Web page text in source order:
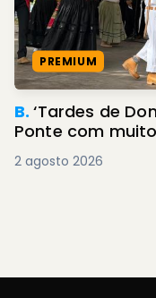
PREMIUM
B.‘Tardes de
Ponte com
2 agosto 2026